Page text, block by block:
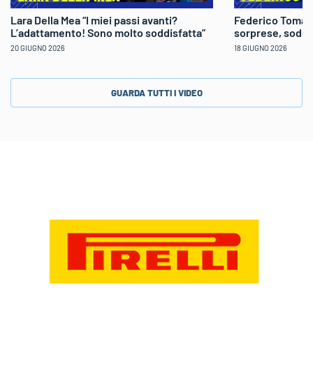
Lara Della Mea “I miei passi avanti?
L’adattamento! Sono molto soddisfatta”
20 GIUGNO 2026
Federico
sorprese,
18 GIUGNO 2026
GUARDA TUTTI I VIDEO